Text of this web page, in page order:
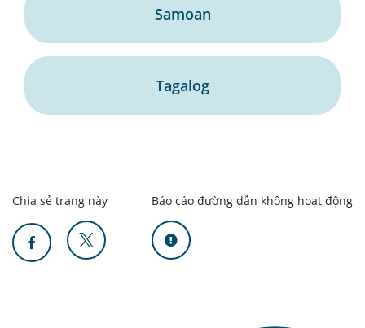
Samoan
Tagalog
Chia sẻ trang này Báo cáo đường dẫn không hoạt động